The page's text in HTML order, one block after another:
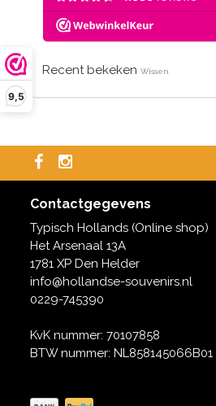
9,5
Recent bekeken Wissen
Contactgegevens
Typisch Hollands (Online shop)
Het Arsenaal 13A
1781 XP Den Helder
info@hollandse-souvenirs.nl
0229-745390
KvK nummer: 70107858
BTW nummer: NL858145066B01